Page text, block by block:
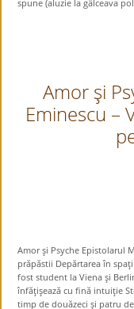
spune (aluzie la gâlceava
Amor şi
Eminescu –
Amor şi Psyche Epistolarul
prăpăstii Depărtarea în
fost student la Viena şi
înfăţişează cu fină intuiţie
timp de douăzeci şi patru